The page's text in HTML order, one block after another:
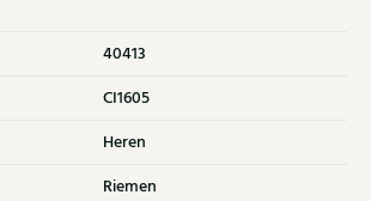
40413
CI1605
Heren
Riemen